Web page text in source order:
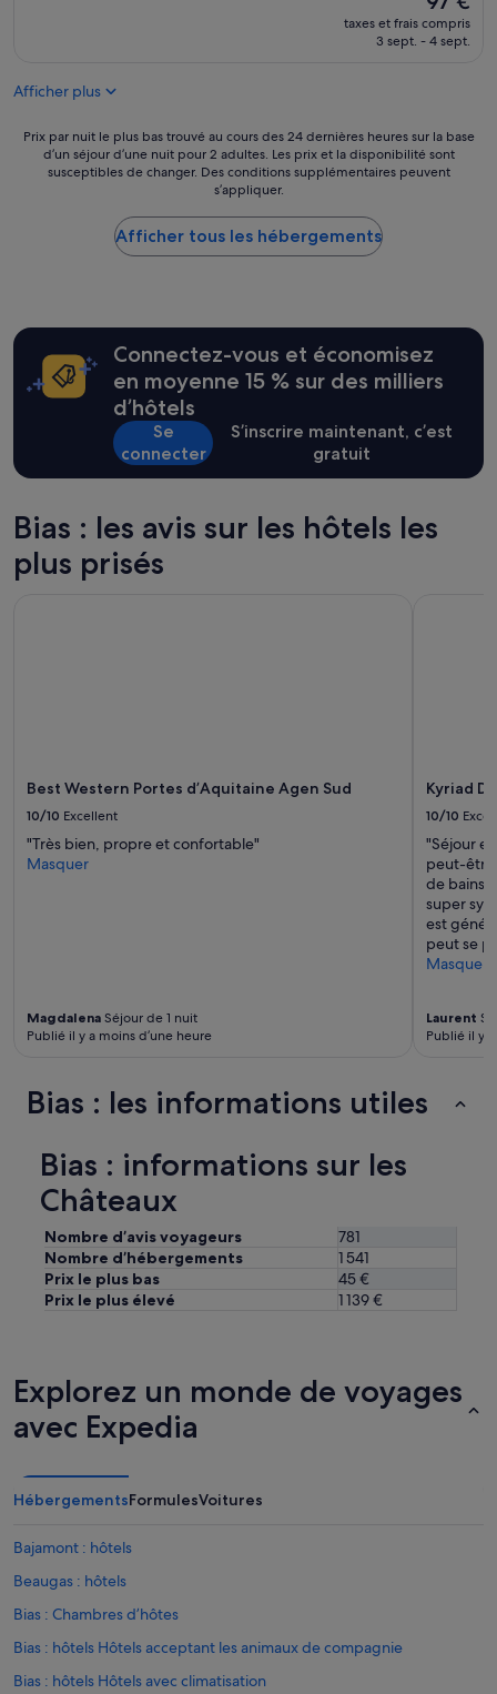
nouveau
prix
taxes et frais compris
3 sept. - 4 sept.
Afficher plus
Prix
24 dernières
heures
d’une
pour
2 adultes.
Les
prix
peuvent
s’appliquer.
Prix par nuit le plus bas trouvé au cours des 24 dernières heures sur la base
d’un séjour d’une nuit pour 2 adultes. Les prix et la disponibilité sont
susceptibles de changer. Des conditions supplémentaires peuvent
s’appliquer.
Afficher tous les hébergements
Connectez-vous et économisez
en moyenne 15 % sur des milliers
d’hôtels
Se
connecter
S’inscrire maintenant, c’est
gratuit
Bias : les avis sur les hôtels les
plus prisés
Best Western Portes d’Aquitaine Agen Sud
10/10 Excellent
"Très bien, propre et confortable"
Masquer
Magdalena Séjour de 1 nuit
Publié il y a moins d’une heure
Kyriad
10/10
"Séjour
peut-être
de bains
super
est
peut se
Masquer
Laurent
Publié il y a
Bias : les informations utiles
Bias : informations sur les
Châteaux
Nombre d’avis voyageurs
781
Nombre d’hébergements
1 541
Prix le plus bas
45 €
Prix le plus élevé
1 139 €
Explorez un monde de voyages
avec Expedia
HébergementsFormulesVoitures
Bajamont : hôtels
Beaugas : hôtels
Bias : Chambres d’hôtes
Bias : hôtels Hôtels acceptant les animaux de compagnie
Bias : hôtels Hôtels avec climatisation